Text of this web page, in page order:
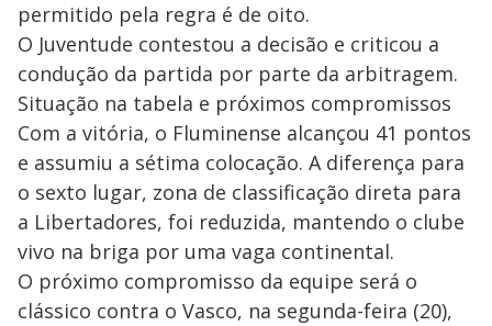
permitido pela regra é de oito.
O Juventude contestou a decisão e criticou a
condução da partida por parte da arbitragem.
Situação na tabela e próximos compromissos
Com a vitória, o Fluminense alcançou 41 pontos
e assumiu a sétima colocação. A diferença para
o sexto lugar, zona de classificação direta para
a Libertadores, foi reduzida, mantendo o clube
vivo na briga por uma vaga continental.
O próximo compromisso da equipe será o
clássico contra o Vasco, na segunda-feira (20),